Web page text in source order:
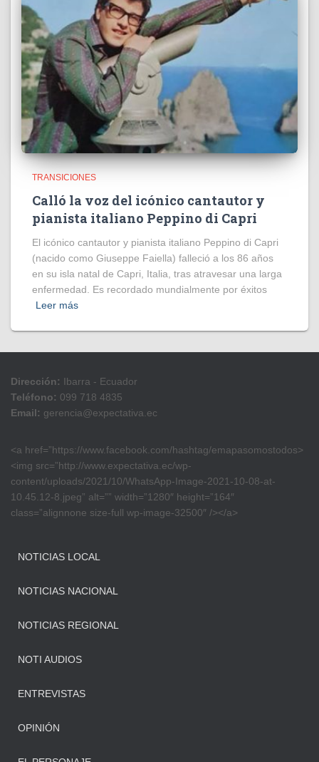
TRANSICIONES
Calló la voz del icónico cantautor y
pianista italiano Peppino di Capri
El icónico cantautor y pianista italiano Peppino di Capri
(nacido como Giuseppe Faiella) falleció a los 86 años
en su isla natal de Capri, Italia, tras atravesar una larga
enfermedad. Es recordado mundialmente por éxitos
Leer más
Dirección: Ibarra - Ecuador
Teléfono: 099 718 4835
Email: gerencia@expectativa.ec
<a href=”https://www.facebook.com/hashtag/emapasomostodos>
<img src=”http://www.expectativa.ec/wp-
content/uploads/2021/10/WhatsApp-Image-2021-10-08-at-
10.45.12-8.jpeg” alt=”” width=”1280″ height=”164″
class=”alignnone size-full wp-image-32500″ /></a>
NOTICIAS LOCAL
NOTICIAS NACIONAL
NOTICIAS REGIONAL
NOTI AUDIOS
ENTREVISTAS
OPINIÓN